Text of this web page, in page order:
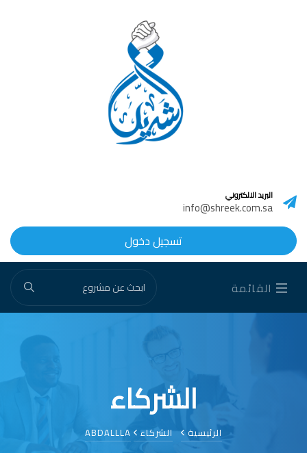
البريد الالكتروني
info@shreek.com.sa
تسجيل دخول
القائمة
الشركاء
الرئيسية الشركاء ABDALLLA